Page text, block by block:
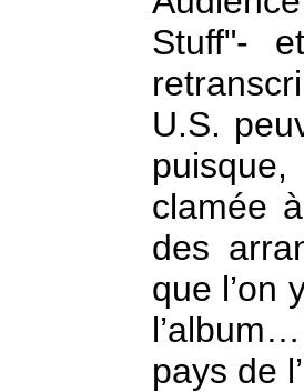
Stuff"-
U.S.
clamée
des
que l’on
pays de